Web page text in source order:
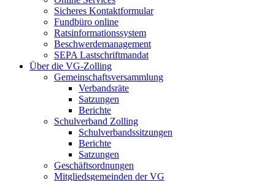
Sicheres Kontaktformular
Fundbüro online
Ratsinformationssystem
Beschwerdemanagement
SEPA Lastschriftmandat
Über die VG-Zolling
Gemeinschaftsversammlung
Verbandsräte
Satzungen
Berichte
Schulverband Zolling
Schulverbandssitzungen
Berichte
Satzungen
Geschäftsordnungen
Mitgliedsgemeinden der VG